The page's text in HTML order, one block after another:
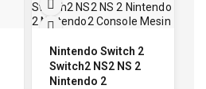
Nintendo Switch 2
Switch2 NS2 NS 2
Nintendo 2